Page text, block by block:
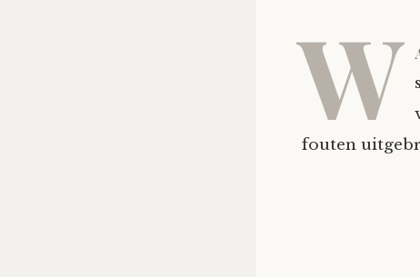
W
fouten